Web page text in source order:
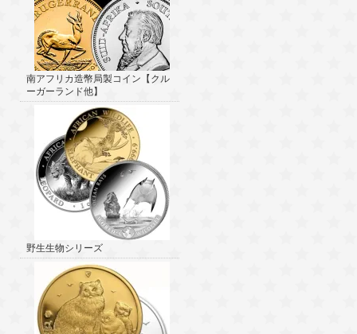
南アフリカ造幣局製コイン【クル
ーガーランド他】
野生生物シリーズ